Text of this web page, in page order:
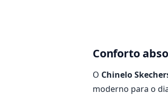
Conforto
O Chinelo
moderno para o